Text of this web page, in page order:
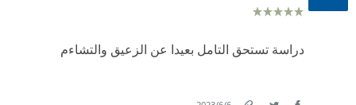
دراسة تستحق التامل بعيدا عن الزعيق والتشاءم